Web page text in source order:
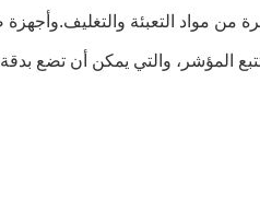
من مواد التعبئة
المؤشر، والتي يمكن أن تضع